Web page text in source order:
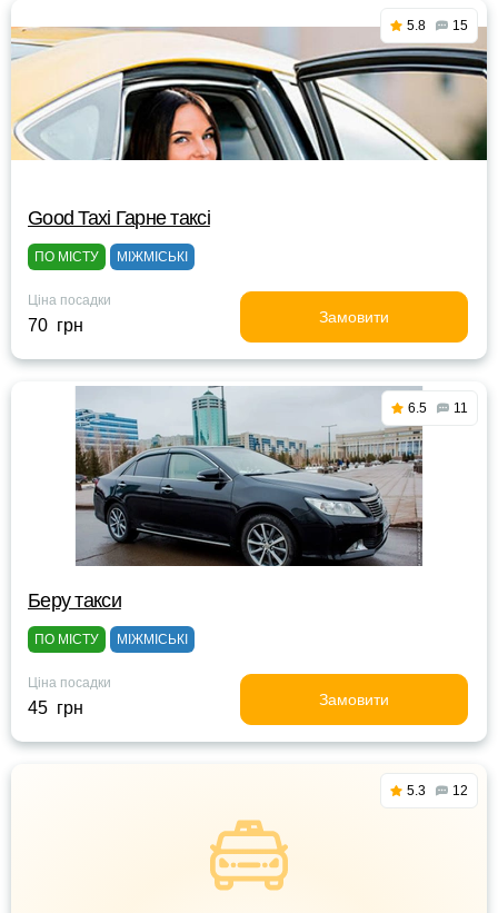
5.8 15
Good Taxi Гарне таксi
ПО МІСТУ МІЖМІСЬКІ
Ціна посадки
70 грн Замовити
6.5 11
Беру такси
ПО МІСТУ МІЖМІСЬКІ
Ціна посадки
45 грн Замовити
5.3 12